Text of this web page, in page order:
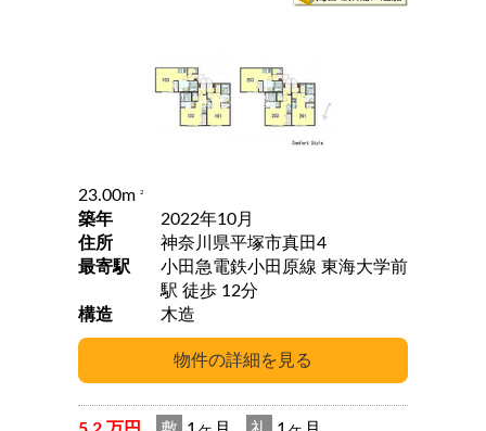
23.00m 2
築年
2022年10月
住所
神奈川県平塚市真田4
最寄駅
小田急電鉄小田原線 東海大学前
駅 徒歩 12分
構造
木造